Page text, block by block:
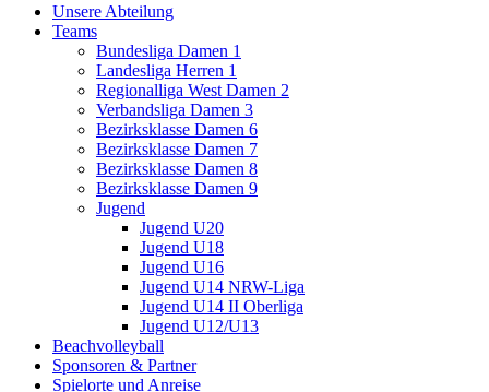
Unsere Abteilung
Teams
Bundesliga Damen 1
Landesliga Herren 1
Regionalliga West Damen 2
Verbandsliga Damen 3
Bezirksklasse Damen 6
Bezirksklasse Damen 7
Bezirksklasse Damen 8
Bezirksklasse Damen 9
Jugend
Jugend U20
Jugend U18
Jugend U16
Jugend U14 NRW-Liga
Jugend U14 II Oberliga
Jugend U12/U13
Beachvolleyball
Sponsoren & Partner
Spielorte und Anreise